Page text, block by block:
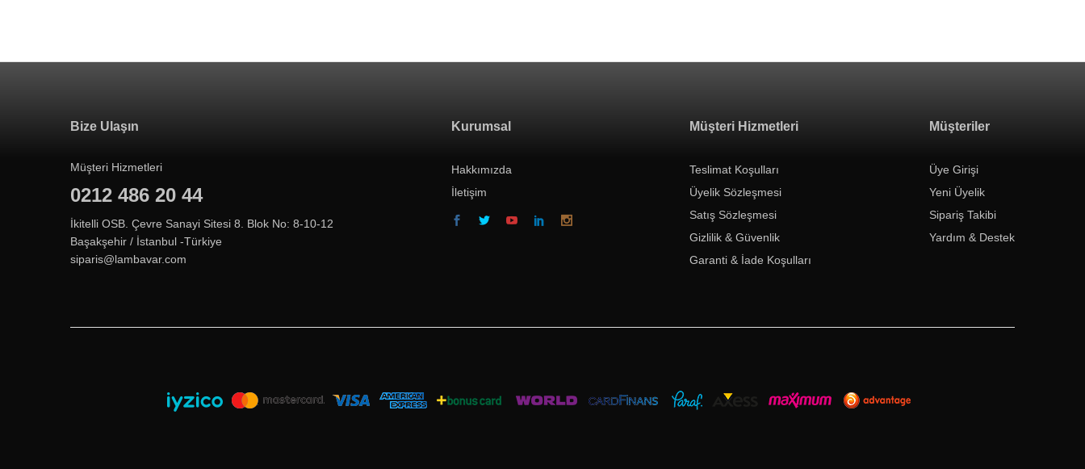
Bize Ulaşın
Müşteri Hizmetleri
0212 486 20 44
İkitelli OSB. Çevre Sanayi Sitesi 8. Blok No: 8-10-12
Başakşehir / İstanbul -Türkiye
siparis@lambavar.com
Kurumsal
Hakkımızda
İletişim
Müşteri Hizmetleri
Teslimat Koşulları
Üyelik Sözleşmesi
Satış Sözleşmesi
Gizlilik & Güvenlik
Garanti & İade Koşulları
Müşteriler
Üye Girişi
Yeni Üyelik
Sipariş Takibi
Yardım & Destek